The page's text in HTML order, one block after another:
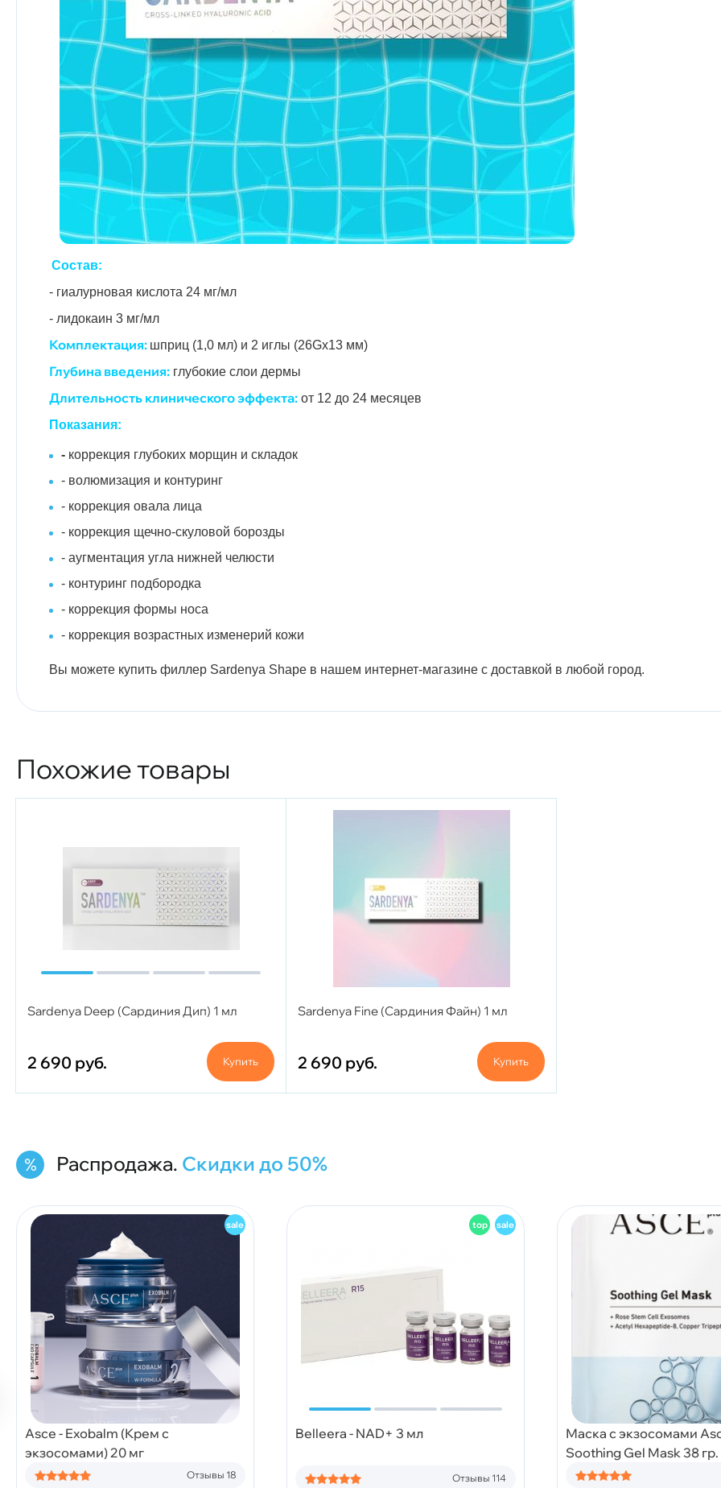
Состав:
- гиалурновая кислота 24 мг/мл
- лидокаин 3 мг/мл
Комплектация: шприц (1,0 мл) и 2 иглы (26Gх13 мм)
Глубина введения: глубокие слои дермы
Длительность клинического эффекта: от 12 до 24 месяцев
Показания:
- коррекция глубоких морщин и складок
- волюмизация и контуринг
- коррекция овала лица
- коррекция щечно-скуловой борозды
- аугментация угла нижней челюсти
- контуринг подбородка
- коррекция формы носа
- коррекция возрастных изменерий кожи
Вы можете купить филлер Sardenya Shape в нашем интернет-магазине с доставкой в любой город.
Похожие товары
Sardenya Deep (Сардиния Дип) 1 мл
2 690 руб. Купить
Sardenya Fine (Сардиния Файн) 1 мл
2 690 руб. Купить
Распродажа. Скидки до 50%
Asce - Exobalm (Крем с
экзосомами) 20 мг
Отзывы 18
Belleera - NAD+ 3 мл
Отзывы 114
Маска с экзосомами
Soothing Gel Mask 38 гр.